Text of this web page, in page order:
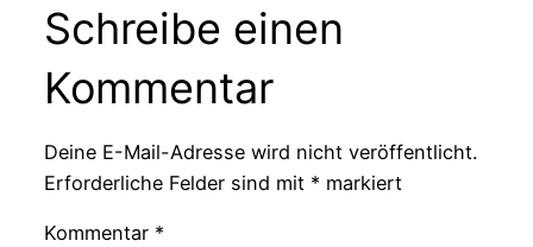
Schreibe einen
Kommentar
Deine E-Mail-Adresse wird nicht veröffentlicht.
Erforderliche Felder sind mit * markiert
Kommentar *